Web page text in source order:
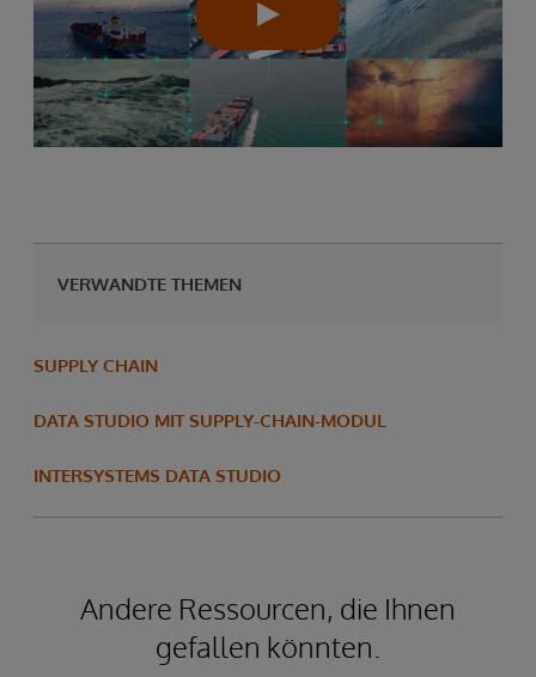
VERWANDTE THEMEN
SUPPLY CHAIN
DATA STUDIO MIT SUPPLY-CHAIN-MODUL
INTERSYSTEMS DATA STUDIO
Andere Ressourcen, die Ihnen
gefallen könnten.